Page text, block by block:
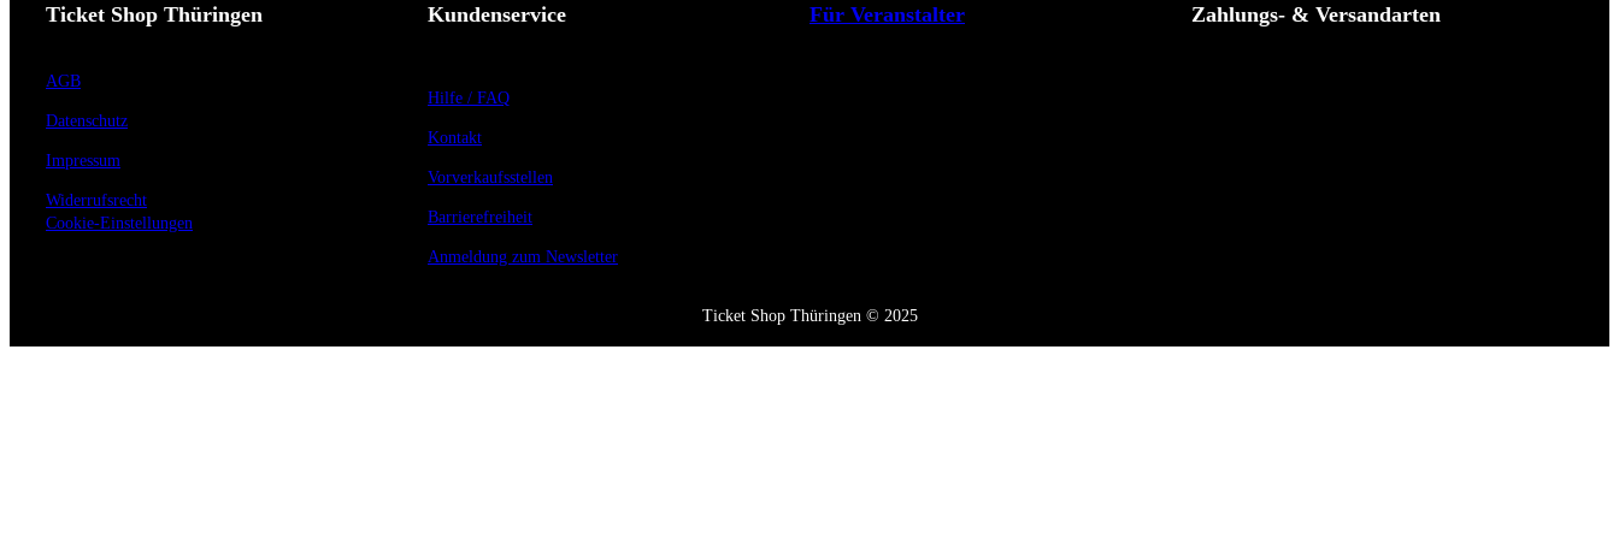
Ticket Shop Thüringen
AGB
Datenschutz
Impressum
Widerrufsrecht
Cookie-Einstellungen
Kundenservice
Hilfe / FAQ
Kontakt
Vorverkaufsstellen
Barrierefreiheit
Anmeldung zum Newsletter
Für Veranstalter Zahlungs- & Versandarten
Ticket Shop Thüringen © 2025